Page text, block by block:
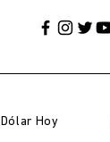
Dólar Hoy